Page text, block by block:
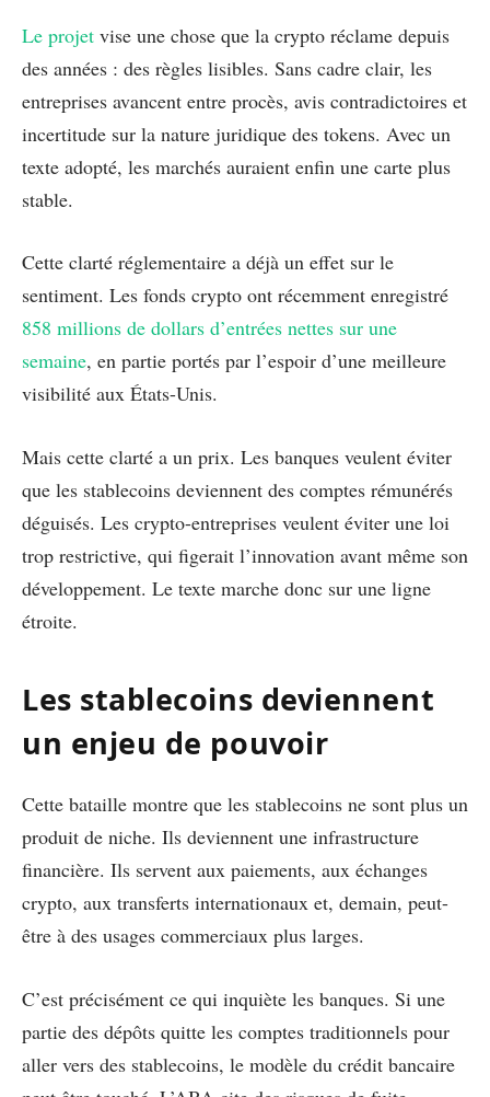
Le projet vise une chose que la crypto réclame depuis
des années : des règles lisibles. Sans cadre clair, les
entreprises avancent entre procès, avis contradictoires et
incertitude sur la nature juridique des tokens. Avec un
texte adopté, les marchés auraient enfin une carte plus
stable.
Cette clarté réglementaire a déjà un effet sur le
sentiment. Les fonds crypto ont récemment enregistré
858 millions de dollars d’entrées nettes sur une
semaine, en partie portés par l’espoir d’une meilleure
visibilité aux États-Unis.
Mais cette clarté a un prix. Les banques veulent éviter
que les stablecoins deviennent des comptes rémunérés
déguisés. Les crypto-entreprises veulent éviter une loi
trop restrictive, qui figerait l’innovation avant même son
développement. Le texte marche donc sur une ligne
étroite.
Les stablecoins deviennent
un enjeu de pouvoir
Cette bataille montre que les stablecoins ne sont plus un
produit de niche. Ils deviennent une infrastructure
financière. Ils servent aux paiements, aux échanges
crypto, aux transferts internationaux et, demain, peut-
être à des usages commerciaux plus larges.
C’est précisément ce qui inquiète les banques. Si une
partie des dépôts quitte les comptes traditionnels pour
aller vers des stablecoins, le modèle du crédit bancaire